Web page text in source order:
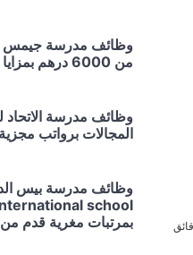
وظائف مدرسة جيمس
من 6000 درهم بمزايا وظيفية عديدة قدم الآن
وظائف مدرسة
المجالات برواتب مجزية
بمرتبات مغرية قدم من